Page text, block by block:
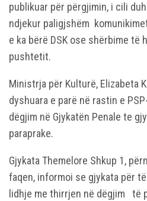
publikuar për përgjimin, i cili
ndjekur paligjshëm
e ka bërë DSK ose shërbime të
pushtetit.
Ministrja për Kulturë, Elizabeta
dyshuara e parë në rastin e
dëgjim në Gjykatën Penale te
paraprake.
Gjykata Themelore Shkup 1,
faqen, informoi se gjykata për
lidhje me thirrjen në dëgjim të